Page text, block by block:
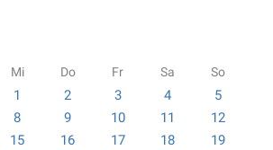
Mi Do Fr Sa So
1 2 3 4
5
8 9 10 11
12
15 16 17 18
19